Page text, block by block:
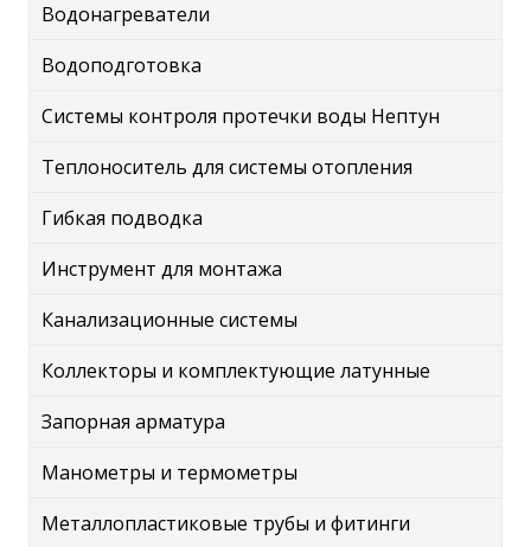
Водонагреватели
Водоподготовка
Системы контроля протечки воды Нептун
Теплоноситель для системы отопления
Гибкая подводка
Инструмент для монтажа
Канализационные системы
Коллекторы и комплектующие латунные
Запорная арматура
Манометры и термометры
Металлопластиковые трубы и фитинги